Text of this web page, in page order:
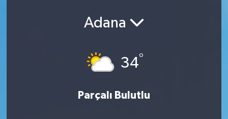
Adana
34°
Parçalı Bulutlu